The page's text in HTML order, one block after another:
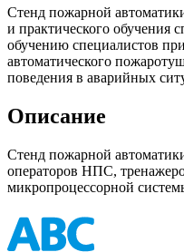
Стенд пожарной
и практического обучения
обучению специалистов
автоматического
поведения в аварийных
Описание
Стенд пожарной
операторов НПС,
микропроцессорной